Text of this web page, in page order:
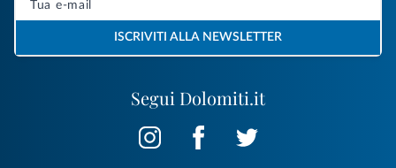
Segui Dolomiti.it
ISCRIVITI ALLA NEWSLETTER